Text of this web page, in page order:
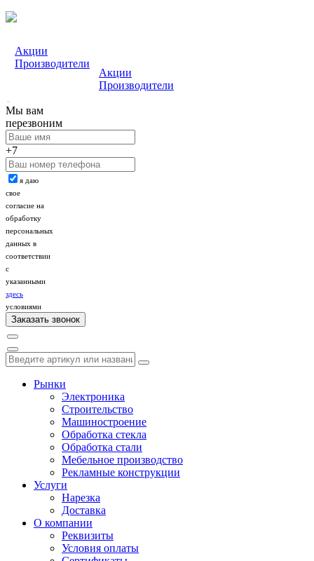
Акции
Производители
Акции
Производители
Мы вам
перезвоним
+7
я даю
свое
согласие на
обработку
персональных
данных в
соответствии
с
указанными
здесь
условиями
Рынки
Электроника
Строительство
Машиностроение
Обработка стекла
Обработка стали
Мебельное производство
Рекламные конструкции
Услуги
Нарезка
Доставка
О компании
Реквизиты
Условия оплаты